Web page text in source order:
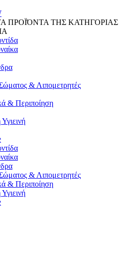
ΠΡΟΪΌΝΤΑ ΤΗΣ ΚΑΤΗΓΟΡΙΑΣ
& Λιπομετρητές
& Περιποίηση
& Λιπομετρητές
& Περιποίηση